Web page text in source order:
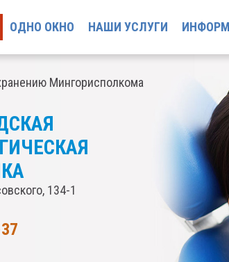
ОДНО ОКНО НАШИ УСЛУГИ
Мингорисполкома
134-1